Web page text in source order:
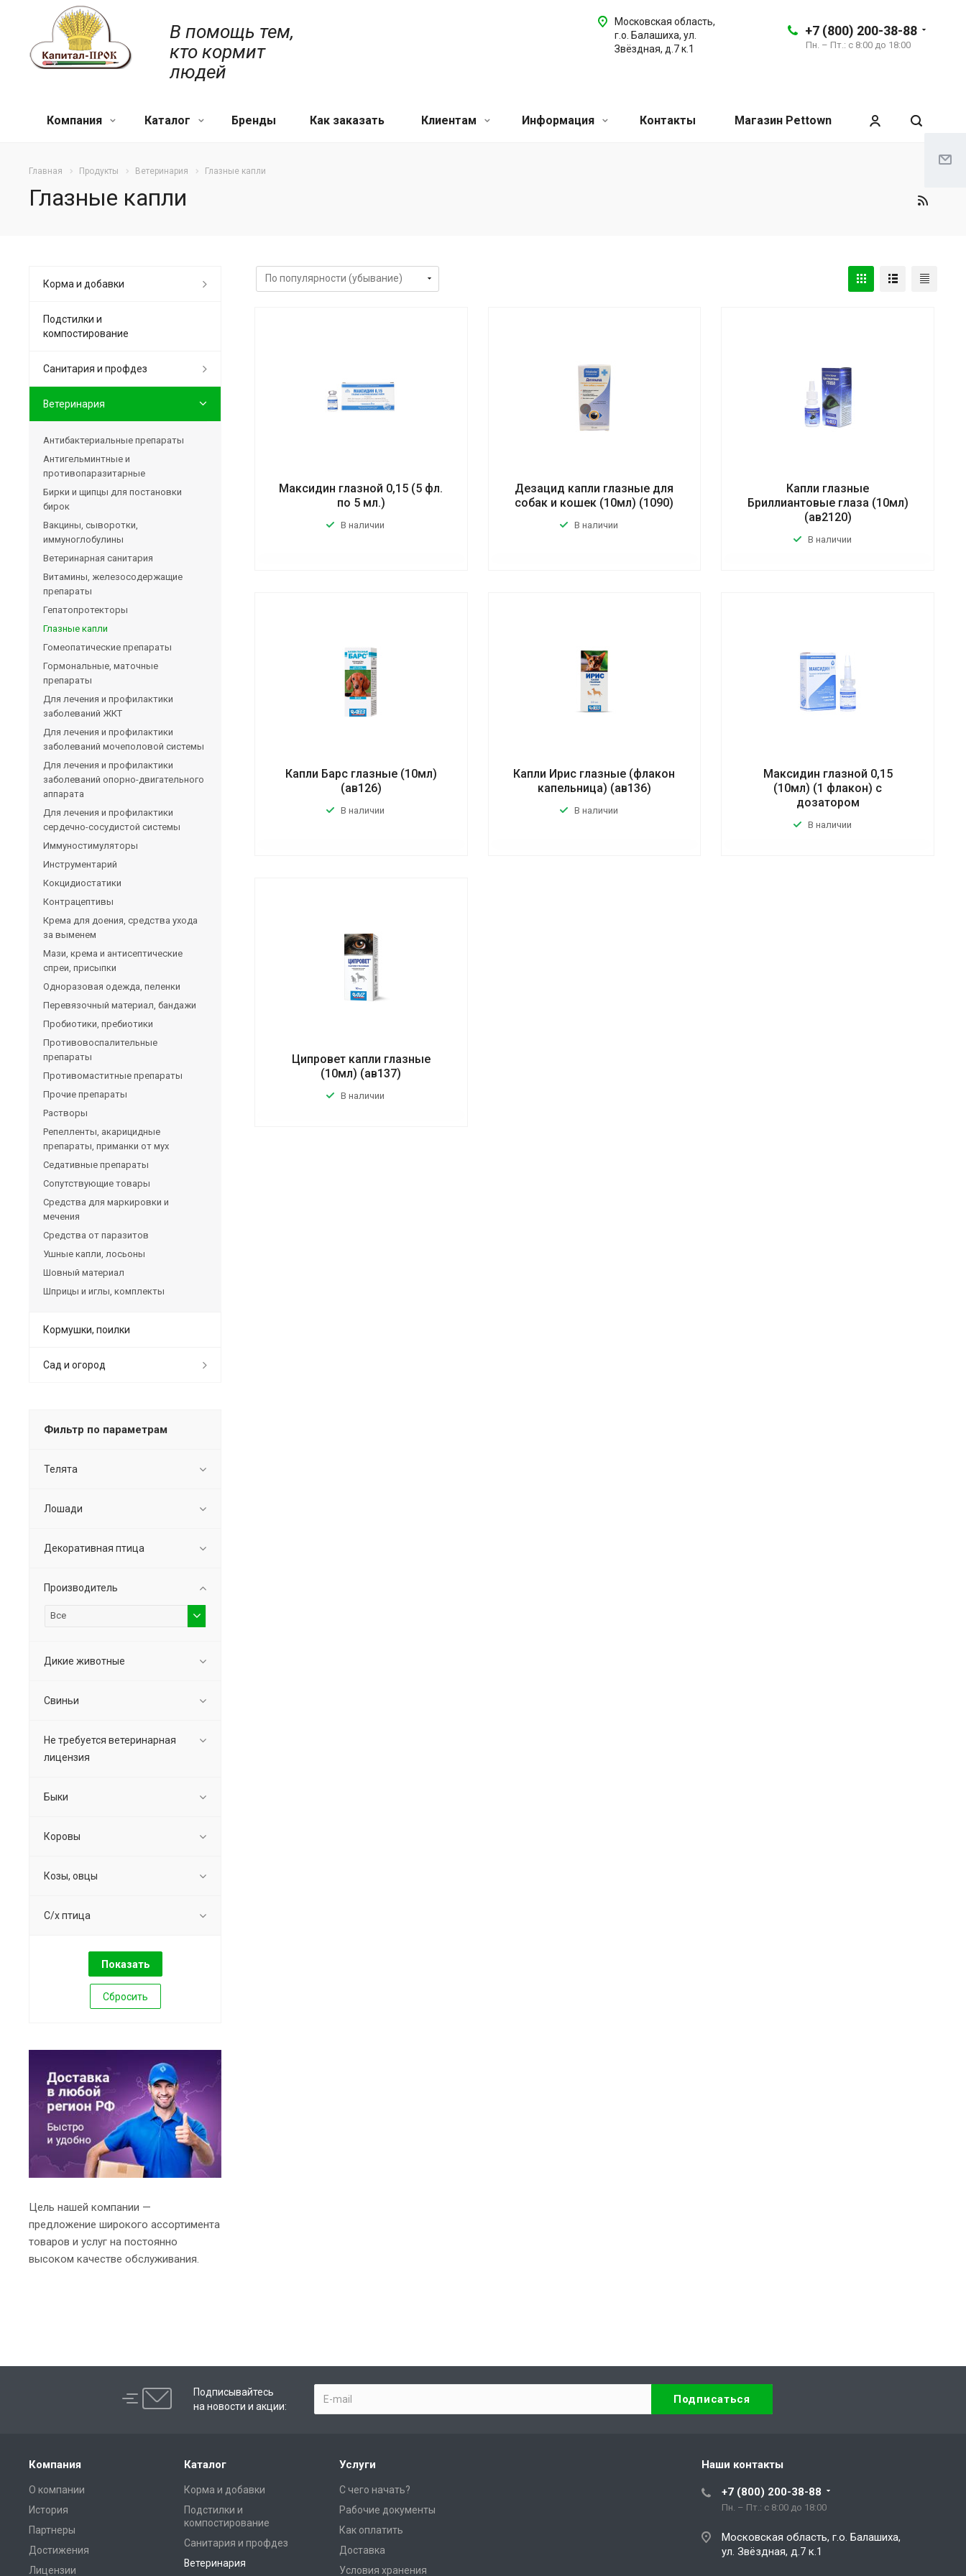
В помощь тем,
кто кормит
людей
+7 (800) 200-38-88
Пн. – Пт.: с 8:00 до 18:00
Московская область,
г.о. Балашиха, ул.
Звёздная, д.7 к.1
Компания Каталог Бренды Как заказать Клиентам Информация Контакты Магазин Pettown
Главная Продукты Ветеринария Глазные капли
Глазные капли
Максидин глазной 0,15 (5 фл.
по 5 мл.)
В наличии
Дезацид капли глазные для
собак и кошек (10мл) (1090)
В наличии
Капли глазные
Бриллиантовые глаза (10мл)
(ав2120)
В наличии
Капли Барс глазные (10мл)
(ав126)
В наличии
Капли Ирис глазные (флакон
капельница) (ав136)
В наличии
Максидин глазной 0,15
(10мл) (1 флакон) с
дозатором
В наличии
Ципровет капли глазные
(10мл) (ав137)
В наличии
Корма и добавки
Подстилки и
компостирование
Санитария и профдез
Ветеринария
Антибактериальные препараты
Антигельминтные и
противопаразитарные
Бирки и щипцы для постановки
бирок
Вакцины, сыворотки,
иммуноглобулины
Ветеринарная санитария
Витамины, железосодержащие
препараты
Гепатопротекторы
Глазные капли
Гомеопатические препараты
Гормональные, маточные
препараты
Для лечения и профилактики
заболеваний ЖКТ
Для лечения и профилактики
заболеваний мочеполовой системы
Для лечения и профилактики
заболеваний опорно-двигательного
аппарата
Для лечения и профилактики
сердечно-сосудистой системы
Иммуностимуляторы
Инструментарий
Кокцидиостатики
Контрацептивы
Крема для доения, средства ухода
за выменем
Мази, крема и антисептические
спреи, присыпки
Одноразовая одежда, пеленки
Перевязочный материал, бандажи
Пробиотики, пребиотики
Противовоспалительные
препараты
Противомаститные препараты
Прочие препараты
Растворы
Репелленты, акарицидные
препараты, приманки от мух
Седативные препараты
Сопутствующие товары
Средства для маркировки и
мечения
Средства от паразитов
Ушные капли, лосьоны
Шовный материал
Шприцы и иглы, комплекты
Кормушки, поилки
Сад и огород
Фильтр по параметрам
Телята
Лошади
Декоративная птица
Производитель
Все
Дикие животные
Свиньи
Не требуется ветеринарная
лицензия
Быки
Коровы
Козы, овцы
С/х птица
Сбросить
Цель нашей компании —
предложение широкого ассортимента
товаров и услуг на постоянно
высоком качестве обслуживания.
Подписывайтесь
на новости и акции:
Компания
О компании
История
Партнеры
Достижения
Лицензии
Каталог
Корма и добавки
Подстилки и
компостирование
Санитария и профдез
Ветеринария
Услуги
С чего начать?
Рабочие документы
Как оплатить
Доставка
Условия хранения
Наши контакты
+7 (800) 200-38-88
Пн. – Пт.: с 8:00 до 18:00
Московская область, г.о. Балашиха,
ул. Звёздная, д.7 к.1